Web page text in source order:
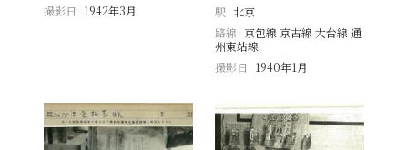
撮影日
1942年3月
駅 北京
路線 京包線 京古線 大台線 通
州東站線
撮影日
1940年1月